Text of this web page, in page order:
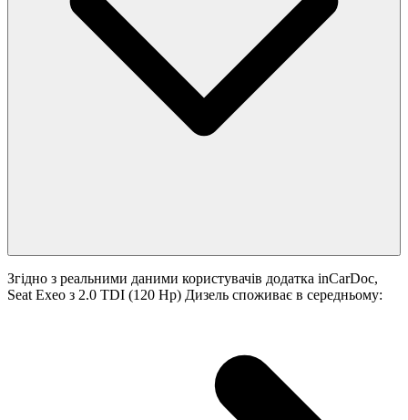
Згідно з реальними даними користувачів додатка inCarDoc,
Seat Exeo з 2.0 TDI (120 Hp) Дизель споживає в середньому: